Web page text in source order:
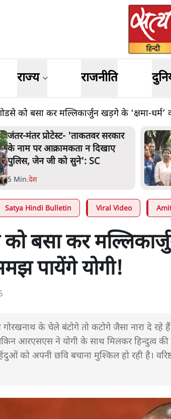
राज्य राजनीति
को बसा कर मल्लिकार्जुन खड़गे के ‘क्षमा-
जंतर मंतर प्रोटेस्ट:
प्रताड़ित किया जा रहा
शाह में बोलने की हिम्मत
Satya Hindi Bulletin Viral Video
बसा कर
पायेंगे योगी!
गोरखनाथ के चेले बंटोगे तो कटोगे जैसा नारा दे रहे
आरएसएस ने योगी के साथ मिलकर हिन्दुत्व की
को अपनी छवि बचाना मुश्किल हो रही है।